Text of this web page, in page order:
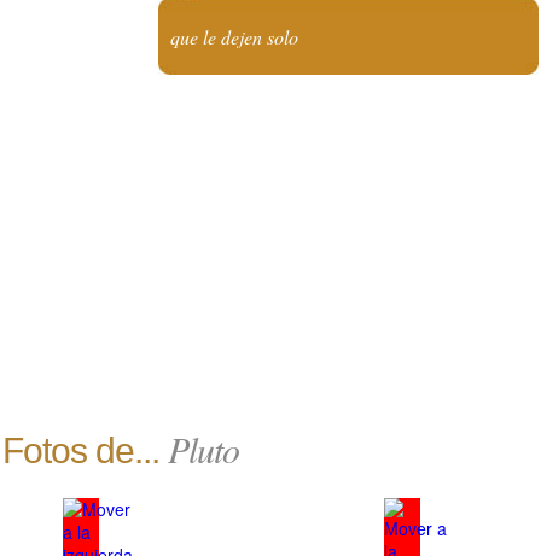
que le dejen solo
Fotos de... Pluto